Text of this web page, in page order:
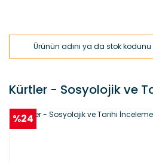
Kürtler - Sosyolojik ve
%24